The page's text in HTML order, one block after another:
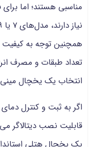
مناسبی هستند؛ اما
همچنین توجه به کیفیت
تعداد طبقات و مصرف
انتخاب یک یخچال مینی
قابلیت نصب دیتالاگر
یک یخچال هتلی